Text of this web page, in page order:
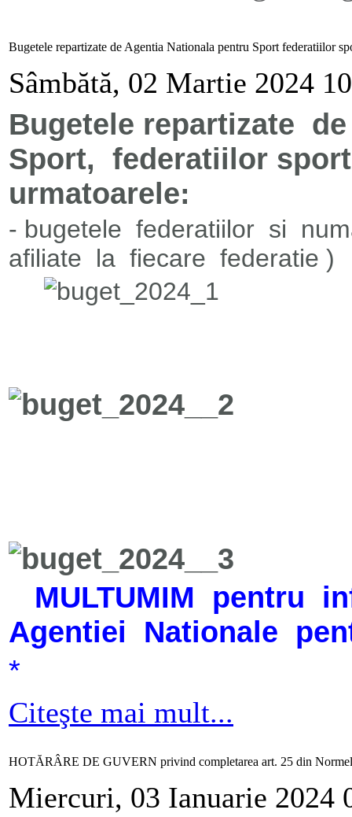
Bugetele repartizate de Agentia Nationala pentru Sport federatiilor
Sâmbătă, 02 Martie 2024
Bugetele repartizate
Sport, federatiilor
urmatoarele:
- bugetele federatiilor si
afiliate la fiecare federatie )
MULTUMIM pentru
Agentiei Nationale
*
Citeşte mai mult...
HOTĂRÂRE DE GUVERN privind completarea art. 25 din
Miercuri, 03 Ianuarie 2024